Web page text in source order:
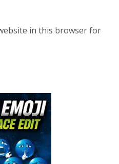
in this browser for